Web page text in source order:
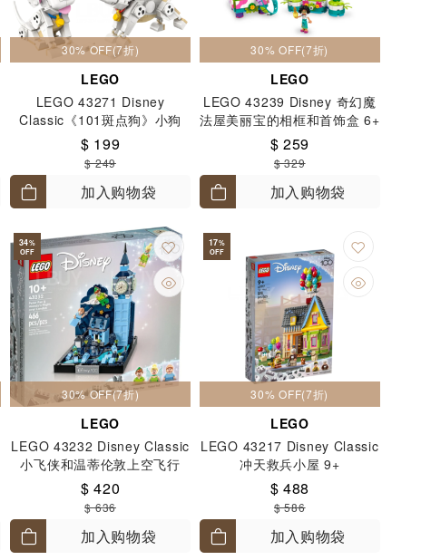
30% OFF(7折)
LEGO
LEGO 43271 Disney
Classic《101斑点狗》小狗
Lucky & Penny 6+
$ 199
$ 249
加入购物袋
30% OFF(7折)
LEGO
LEGO 43239 Disney 奇幻魔
法屋美丽宝的相框和首饰盒 6+
$ 259
$ 329
加入购物袋
34%
OFF
30% OFF(7折)
LEGO
LEGO 43232 Disney Classic
小飞侠和温蒂伦敦上空飞行
10+
$ 420
$ 636
加入购物袋
17%
OFF
30% OFF(7折)
LEGO
LEGO 43217 Disney Classic
冲天救兵小屋 9+
$ 488
$ 586
加入购物袋